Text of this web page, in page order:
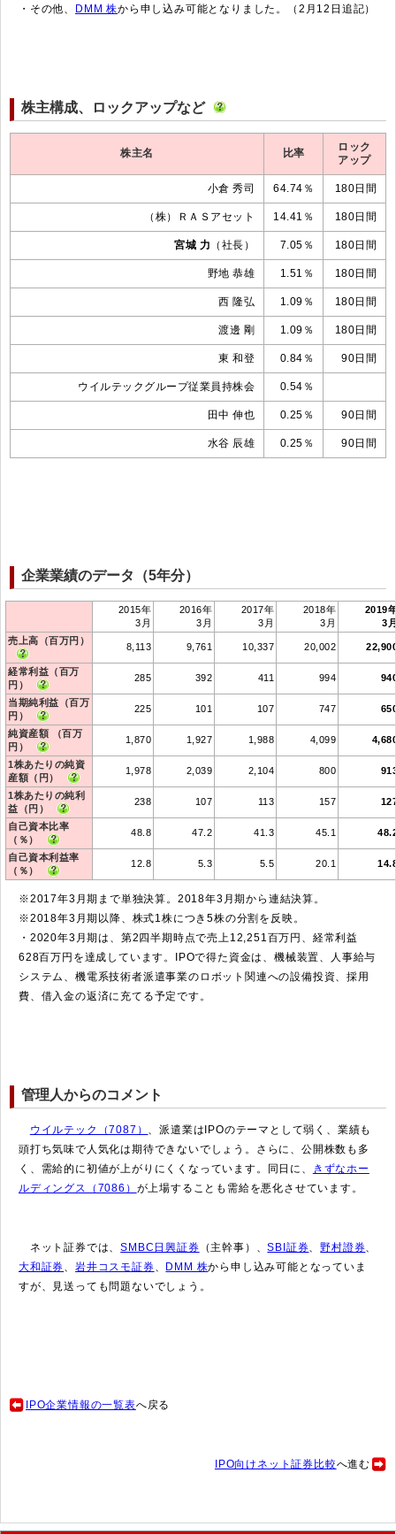
・その他、
DMM 株から申し込み可能となりました。（2月12日追記）
株主構成、ロックアップなど
株主名 比率
ロック
アップ
小倉 秀司 64.74％ 180日間
（株）ＲＡＳアセット 14.41％ 180日間
宮城 力 （社長） 7.05％ 180日間
野地 恭雄 1.51％ 180日間
西 隆弘 1.09％ 180日間
渡邊 剛 1.09％ 180日間
東 和登 0.84％ 90日間
ウイルテックグループ従業員持株会 0.54％
田中 伸也 0.25％ 90日間
水谷 辰雄 0.25％ 90日間
企業業績のデータ（5年分）
2015年
3月
2016年
3月
2017年
3月
2018年
3月
2019
3
売上高（百万円）
8,113 9,761 10,337 20,002
経常利益（百万
円）
285 392 411 994
当期純利益（百万
円）
225 101 107 747
純資産額 （百万
円）
1,870 1,927 1,988 4,099
1株あたりの純資
産額（円）
1,978 2,039 2,104 800
1株あたりの純利
益（円）
238 107 113 157
自己資本比率
（％）
48.8 47.2 41.3 45.1
自己資本利益率
（％）
12.8 5.3 5.5 20.1
※2017年3月期まで単独決算。2018年3月期から連結決算。
※2018年3月期以降、株式1株につき5株の分割を反映。
・2020年3月期は、第2四半期時点で売上12,251百万円、経常利益
628百万円を達成しています。IPOで得た資金は、機械装置、人事給与
システム、機電系技術者派遣事業のロボット関連への設備投資、採用
費、借入金の返済に充てる予定です。
管理人からのコメント
ウイルテック（7087） 、派遣業はIPOのテーマとして弱く、業績も
頭打ち気味で人気化は期待できないでしょう。さらに、公開株数も多
く、需給的に初値が上がりにくくなっています。同日に、 きずなホー
ルディングス（7086） が上場することも需給を悪化させています。
ネット証券では、SMBC日興証券 （主幹事）、SBI証券、野村證券、
大和証券、岩井コスモ証券、 DMM 株から申し込み可能となっていま
すが、見送っても問題ないでしょう。
IPO企業情報の一覧表へ戻る
IPO向けネット証券比較へ進む